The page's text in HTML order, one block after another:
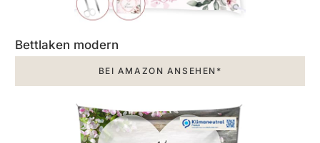
Bettlaken modern
BEI AMAZON ANSEHEN*